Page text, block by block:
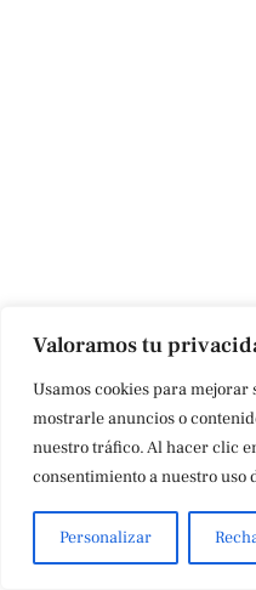
Valoramos tu
Usamos cookies para
mostrarle anuncios o
nuestro tráfico. Al hacer clic
consentimiento a nuestro uso
Personalizar